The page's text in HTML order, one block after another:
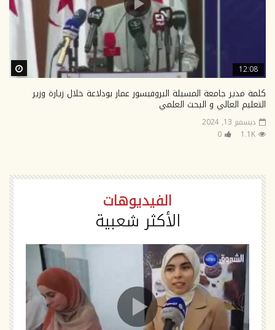
12:08
كلمة مدير جامعة المسيلة البروفيسور عمار بودلاعة خلال زيارة وزير
التعليم العالي و البحث العلمي
ديسمبر 13, 2024
1.1K
0
الفيديوهات
الأكثر شعبية